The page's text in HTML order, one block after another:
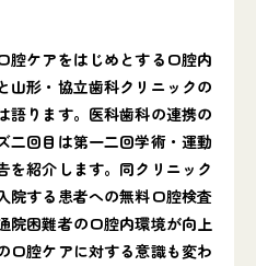
腔ケアをはじめとする口腔内
山形・協立歯科クリニックの
語ります。医科歯科の連携の
二回目は第一二回学術・運動
を紹介します。同クリニック
院する患者への無料口腔検査
院困難者の口腔内環境が向上
口腔ケアに対する意識も変わ